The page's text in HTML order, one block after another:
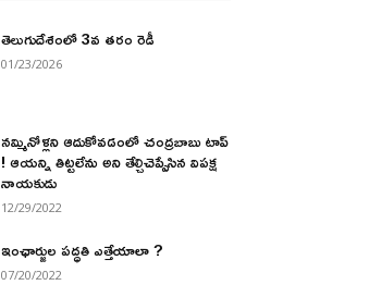
తెలుగుదేశంలో 3వ తరం రెడీ
01/23/2026
నమ్మినోళ్లని ఆదుకోవడంలో చంద్రబాబు టాప్
! ఆయన్ని తిట్టలేను అని తేల్చిచెప్పేసిన విపక్ష
నాయకుడు
12/29/2022
ఇంఛార్జుల పద్ధతి ఎత్తేయాలా ?
07/20/2022